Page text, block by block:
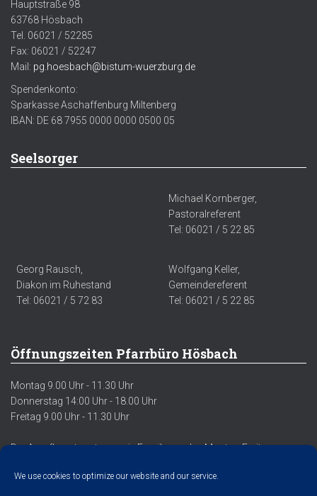
We use cookies to optimize our website and our service.
Hauptstraße 98
63768 Hösbach
Tel. 06021 / 52285
Fax: 06021 / 52247
Mail: pg.hoesbach@bistum-wuerzburg.de
Spendenkonto:
Sparkasse Aschaffenburg Miltenberg
IBAN: DE 68 7955 0000 0000 0500 05
Seelsorger
Michael Kornberger,
Pastoralreferent
Tel: 06021 / 5 22 85
Georg Rausch,
Diakon im Ruhestand
Tel: 06021 / 5 72 83
Wolfgang Keller,
Gemeindereferent
Tel: 06021 / 5 22 85
Öffnungszeiten Pfarrbüro Hösbach
Montag 9.00 Uhr - 11.30 Uhr
Donnerstag 14:00 Uhr - 18.00 Uhr
Freitag 9.00 Uhr - 11.30 Uhr
Der Anrufbeantworter sowie Emails werden Montag-Freitag